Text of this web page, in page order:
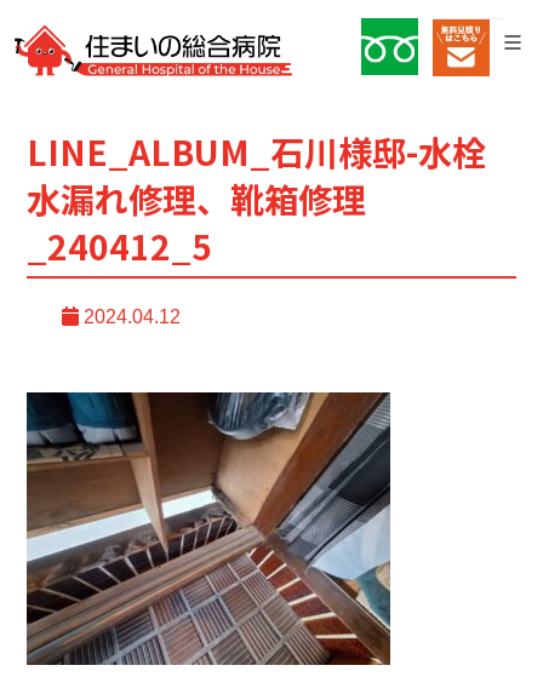
LINE_ALBUM_石川様邸-水栓
水漏れ修理、靴箱修理
_240412_5
2024.04.12